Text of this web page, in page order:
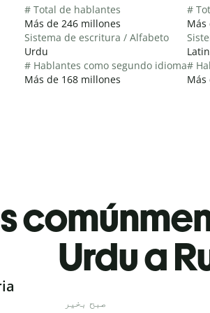
# Total de hablantes
Más de 246 millones
Sistema de escritura / Alfabeto
Urdu
# Hablantes como segundo idioma
Más de 168 millones
#
Más
#
Más
Urdu a
صبح بخیر